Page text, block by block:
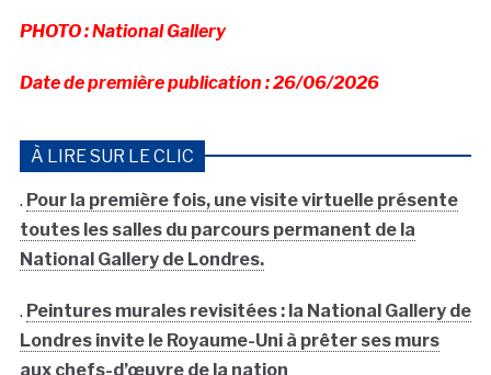
PHOTO : National Gallery
Date de première publication : 26/06/2026
À LIRE SUR LE CLIC
. Pour la première fois, une visite virtuelle présente
toutes les salles du parcours permanent de la
National Gallery de Londres.
. Peintures murales revisitées : la National Gallery de
Londres invite le Royaume-Uni à prêter ses murs
aux chefs-d’œuvre de la nation